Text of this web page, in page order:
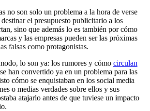
no son solo un problema a la hora de verse
el presupuesto publicitario a los
sino que además lo es también por cómo
y las empresas pueden ser las próximas
falsas como protagonistas.
lo son ya: los rumores y cómo circulan
se han convertido ya en un problema para las
cómo se enquistaban en los social media
o medias verdades sobre ellos y sus
atajarlo antes de que tuviese un impacto